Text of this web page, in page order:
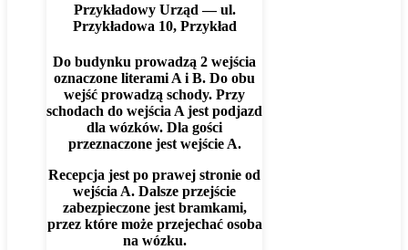
Przykładowy Urząd — ul.
Przykładowa 10, Przykład
Do budynku prowadzą 2 wejścia
oznaczone literami A i B. Do obu
wejść prowadzą schody. Przy
schodach do wejścia A jest podjazd
dla wózków. Dla gości
przeznaczone jest wejście A.
Recepcja jest po prawej stronie od
wejścia A. Dalsze przejście
zabezpieczone jest bramkami,
przez które może przejechać osoba
na wózku.